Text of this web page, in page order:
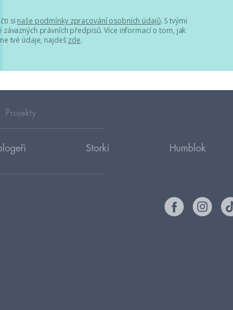
si naše podmínky zpracování osobních údajů. S tvými
právních předpisů. Více informací o tom, jak
tvé údaje, najdeš zde.
Projekty
Storki Humblok